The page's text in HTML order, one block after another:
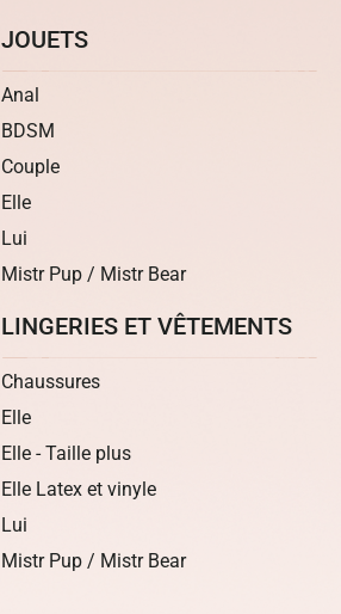
JOUETS
Anal
BDSM
Couple
Elle
Lui
Mistr Pup / Mistr Bear
LINGERIES ET VÊTEMENTS
Chaussures
Elle
Elle - Taille plus
Elle Latex et vinyle
Lui
Mistr Pup / Mistr Bear